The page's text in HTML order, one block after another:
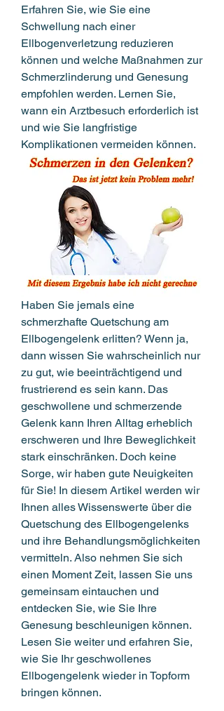
Erfahren Sie, wie Sie eine
Schwellung nach einer
Ellbogenverletzung reduzieren
können und welche Maßnahmen zur
Schmerzlinderung und Genesung
empfohlen werden. Lernen Sie,
wann ein Arztbesuch erforderlich ist
und wie Sie langfristige
Komplikationen vermeiden können.
Haben Sie jemals eine
schmerzhafte Quetschung am
Ellbogengelenk erlitten? Wenn ja,
dann wissen Sie wahrscheinlich nur
zu gut, wie beeinträchtigend und
frustrierend es sein kann. Das
geschwollene und schmerzende
Gelenk kann Ihren Alltag erheblich
erschweren und Ihre Beweglichkeit
stark einschränken. Doch keine
Sorge, wir haben gute Neuigkeiten
für Sie! In diesem Artikel werden wir
Ihnen alles Wissenswerte über die
Quetschung des Ellbogengelenks
und ihre Behandlungsmöglichkeiten
vermitteln. Also nehmen Sie sich
einen Moment Zeit, lassen Sie uns
gemeinsam eintauchen und
entdecken Sie, wie Sie Ihre
Genesung beschleunigen können.
Lesen Sie weiter und erfahren Sie,
wie Sie Ihr geschwollenes
Ellbogengelenk wieder in Topform
bringen können.